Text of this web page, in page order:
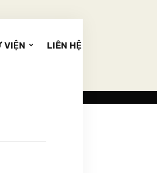
VIỆN LIÊN HỆ